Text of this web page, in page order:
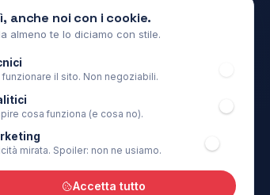
& CONTATTI
anche noi con i cookie.
almeno te lo diciamo con stile.
funzionare il sito. Non negoziabili.
cosa funziona (e cosa no).
mirata. Spoiler: non ne usiamo.
Accetta tutto